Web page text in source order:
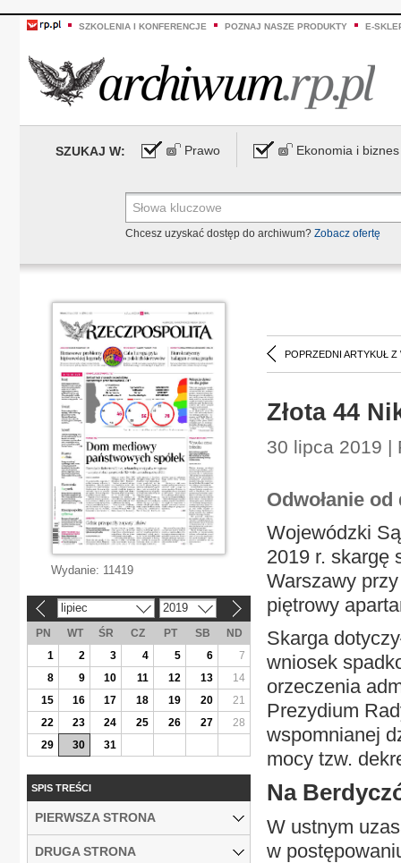
SZKOLENIA I KONFERENCJE POZNAJ NASZE PRODUKTY E-
SZUKAJ W: Prawo Ekonomia i biznes
Chcesz uzyskać dostęp do archiwum? Zobacz ofertę
POPRZEDNI ARTYKUŁ Z
Złota 44
30 lipca 2019 |
Odwołanie
Wojewódzki
2019 r. skargę
Warszawy przy
piętrowy
Skarga
wniosek
orzeczenia
Prezydium
wspomnianej
mocy tzw.
Na
W ustnym
w
Wydanie: 11419
lipiec 2019
PN WT ŚR CZ PT SB
ND
1
2 3 4 5 6
7
8
9 10 11 12 13
14
15
16 17 18 19 20
21
22
23 24 25 26 27
28
29
30 31
SPIS TREŚCI
PIERWSZA STRONA
DRUGA STRONA